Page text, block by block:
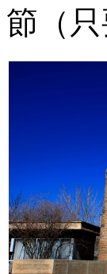
節（